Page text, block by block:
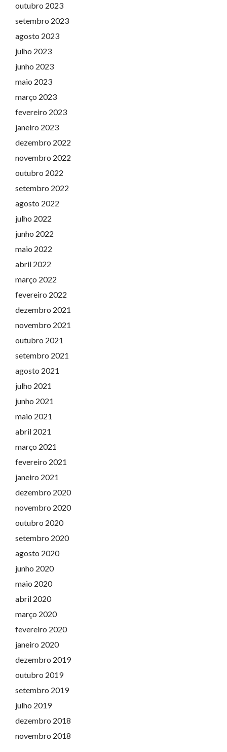
outubro 2023
setembro 2023
agosto 2023
julho 2023
junho 2023
maio 2023
março 2023
fevereiro 2023
janeiro 2023
dezembro 2022
novembro 2022
outubro 2022
setembro 2022
agosto 2022
julho 2022
junho 2022
maio 2022
abril 2022
março 2022
fevereiro 2022
dezembro 2021
novembro 2021
outubro 2021
setembro 2021
agosto 2021
julho 2021
junho 2021
maio 2021
abril 2021
março 2021
fevereiro 2021
janeiro 2021
dezembro 2020
novembro 2020
outubro 2020
setembro 2020
agosto 2020
junho 2020
maio 2020
abril 2020
março 2020
fevereiro 2020
janeiro 2020
dezembro 2019
outubro 2019
setembro 2019
julho 2019
dezembro 2018
novembro 2018